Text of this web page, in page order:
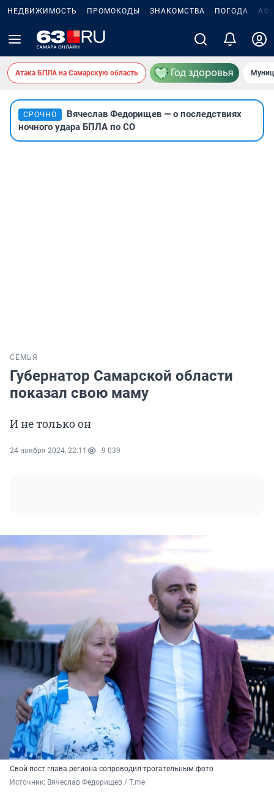
НЕДВИЖИМОСТЬ ПРОМОКОДЫ ЗНАКОМСТВА ПОГОДА
Атака БПЛА на Самарскую область
СРОЧНО
Вячеслав Федорищев — о последствиях
ночного удара БПЛА по СО
СЕМЬЯ
Губернатор Самарской области
показал свою маму
И не только он
24 ноября 2024, 22:11 9 039
Свой пост глава региона сопроводил трогательным фото
Источник: Вячеслав Федорищев / T.me